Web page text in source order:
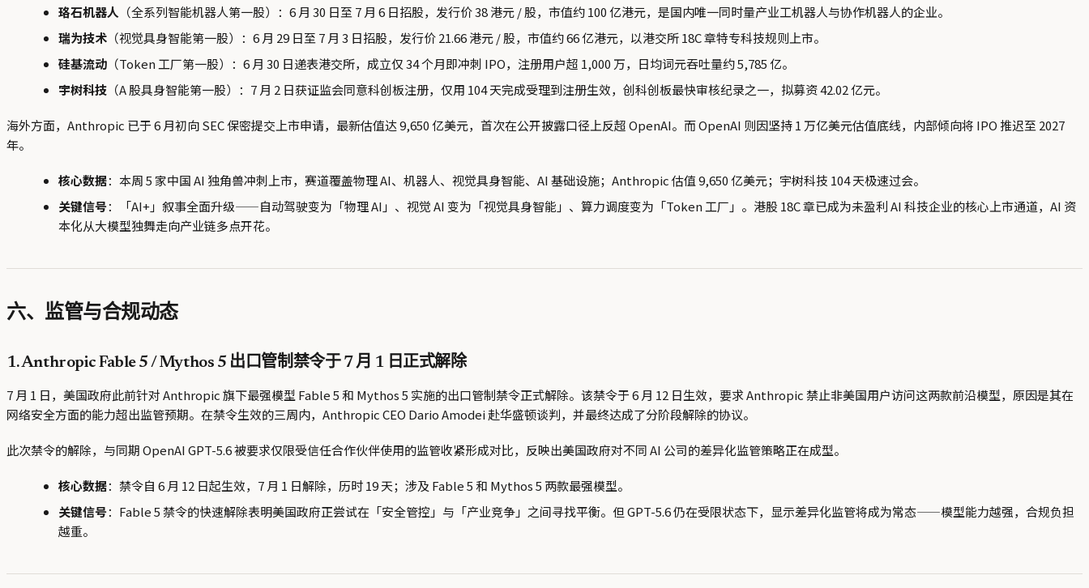
珞石机器人 （全系列智能机器人第一股）：6 月 30 日至 7 月 6 日招股，发行价 38 港元 / 股，市值约 100 亿港元，是国内唯一同时量产业工机器人与协作机器人的企业。
瑞为技术 （视觉具身智能第一股）：6 月 29 日至 7 月 3 日招股，发行价 21.66 港元 / 股，市值约 66 亿港元，以港交所 18C 章特专科技规则上市。
硅基流动 （Token 工厂第一股）：6 月 30 日递表港交所，成立仅 34 个月即冲刺 IPO，注册用户超 1,000 万，日均词元吞吐量约 5,785 亿。
宇树科技 （A 股具身智能第一股）：7 月 2 日获证监会同意科创板注册，仅用 104 天完成受理到注册生效，创科创板最快审核纪录之一，拟募资 42.02 亿元。
海外方面，Anthropic 已于 6 月初向 SEC 保密提交上市申请，最新估值达 9,650 亿美元，首次在公开披露口径上反超 OpenAI。而 OpenAI 则因坚持 1 万亿美元估值底线，内部倾向将 IPO 推迟至 2027
年。
核心数据：本周 5 家中国 AI 独角兽冲刺上市，赛道覆盖物理 AI、机器人、视觉具身智能、AI 基础设施；Anthropic 估值 9,650 亿美元；宇树科技 104 天极速过会。
关键信号：「AI+」叙事全面升级——自动驾驶变为「物理 AI」、视觉 AI 变为「视觉具身智能」、算力调度变为「Token 工厂」。港股 18C 章已成为未盈利 AI 科技企业的核心上市通道，AI 资
本化从大模型独舞走向产业链多点开花。
六、监管与合规动态
1. Anthropic Fable 5 / Mythos 5 出口管制禁令于 7 月 1 日正式解除
7 月 1 日，美国政府此前针对 Anthropic 旗下最强模型 Fable 5 和 Mythos 5 实施的出口管制禁令正式解除。该禁令于 6 月 12 日生效，要求 Anthropic 禁止非美国用户访问这两款前沿模型，原因是其在
网络安全方面的能力超出监管预期。在禁令生效的三周内，Anthropic CEO Dario Amodei 赴华盛顿谈判，并最终达成了分阶段解除的协议。
此次禁令的解除，与同期 OpenAI GPT-5.6 被要求仅限受信任合作伙伴使用的监管收紧形成对比，反映出美国政府对不同 AI 公司的差异化监管策略正在成型。
核心数据：禁令自 6 月 12 日起生效，7 月 1 日解除，历时 19 天；涉及 Fable 5 和 Mythos 5 两款最强模型。
关键信号：Fable 5 禁令的快速解除表明美国政府正尝试在「安全管控」与「产业竞争」之间寻找平衡。但 GPT-5.6 仍在受限状态下，显示差异化监管将成为常态——模型能力越强，合规负担
越重。